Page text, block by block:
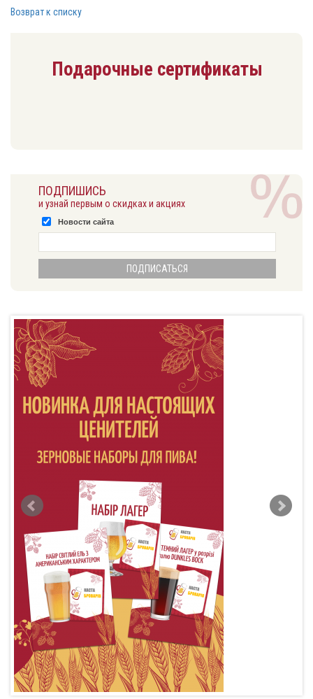
Возврат к списку
Подарочные сертификаты
ПОДПИШИСЬ
и узнай первым о скидках и акциях
Новости сайта